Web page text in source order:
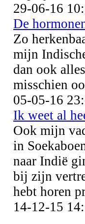
29-06-16
De
Zo
mijn
dan ook
misschien
05-05-16
Ik weet al
Ook mijn
in
naar Indië
bij zijn
hebt horen
14-12-15